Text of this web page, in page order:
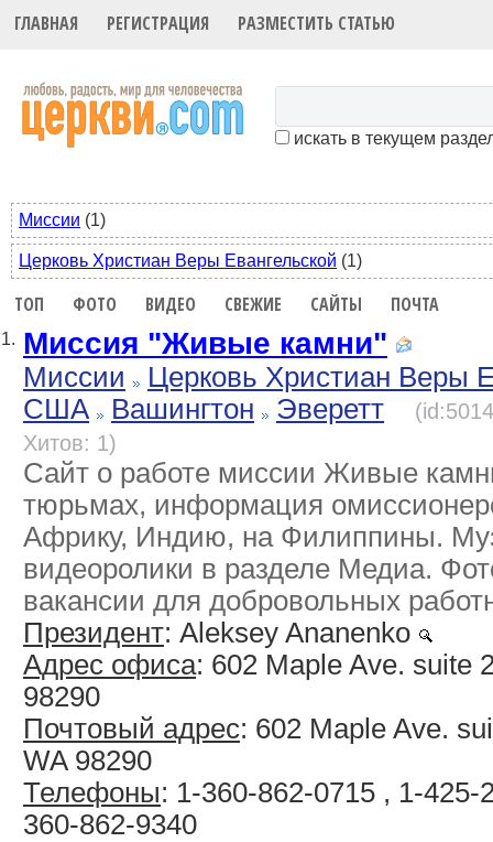
ГЛАВНАЯ РЕГИСТРАЦИЯ РАЗМЕСТИТЬ СТАТЬЮ
искать в текущем
Миссии (1)
Церковь Христиан Веры Евангельской (1)
ТОП ФОТО ВИДЕО СВЕЖИЕ САЙТЫ ПОЧТА
1. Миссия "Живые камни"
Миссии
Церковь Христиан Веры
США
Вашингтон Эверетт
Хитов: 1)
Сайт о работе миссии Живые
тюрьмах, информация
Африку, Индию, на Филиппины.
видеоролики в разделе Медиа.
вакансии для добровольных
Президент: Aleksey Ananenko
Адрес офиса: 602 Maple Ave. suite
98290
Почтовый адрес: 602 Maple Ave.
WA 98290
Телефоны: 1-360-862-0715 , 1-
360-862-9340